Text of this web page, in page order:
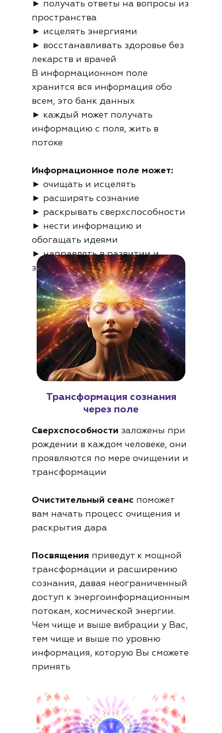
► получать ответы на вопросы из
пространства
► исцелять энергиями
► восстанавливать здоровье без
лекарств и врачей
В информационном поле
хранится вся информация обо
всем, это банк данных
► каждый может получать
информацию с поля, жить в
потоке
Информационное поле может:
► очищать и исцелять
► расширять сознание
► раскрывать сверхспособности
► нести информацию и
обогащать идеями
► направлять в развитии и
защищать
Сверхспособности заложены при
рождении в каждом человеке, они
проявляются по мере очищении и
трансформации
Очистительный сеанс поможет
вам начать процесс очищения и
раскрытия дара
Посвящения приведут к мощной
трансформации и расширению
сознания, давая неограниченный
доступ к энергоинформационным
потокам, космической энергии.
Чем чище и выше вибрации у Вас,
тем чище и выше по уровню
информация, которую Вы сможете
принять
Трансформация сознания
через поле